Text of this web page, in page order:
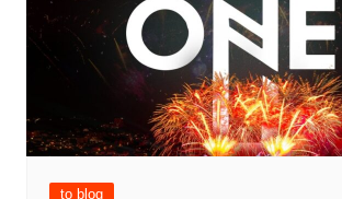
to blog